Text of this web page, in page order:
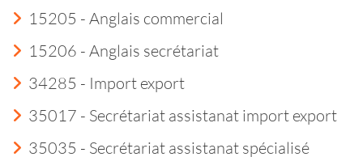
15205 - Anglais commercial
15206 - Anglais secrétariat
34285 - Import export
35017 - Secrétariat assistanat import export
35035 - Secrétariat assistanat spécialisé